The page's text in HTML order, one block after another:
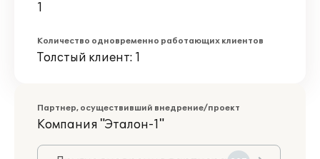
1
Количество одновременно работающих клиентов
Толстый клиент: 1
Партнер, осуществивший внедрение/проект
Компания "Эталон-1"